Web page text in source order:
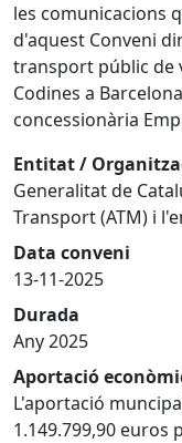
les comunicacions
d'aquest Conveni
transport públic de
Codines a
concessionària
Entitat /
Generalitat de
Transport (ATM) i
Data conveni
13-11-2025
Durada
Any 2025
Aportació
L'aportació
1.149.799,90 euros